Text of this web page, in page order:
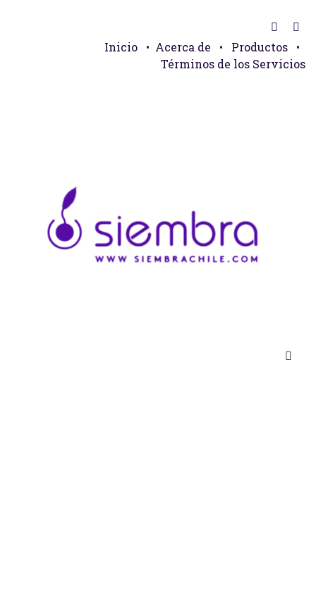
Inicio • Acerca de • Productos
•
Términos de los Servicios